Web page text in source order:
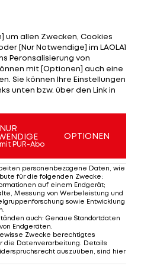
um allen Zwecken, Cookies
[Nur Notwendige] im LAOLA1
Peronsalisierung von
mit [Optionen] auch eine
Sie können Ihre Einstellungen
unten bzw. über den Link in
NUR
PUR-Abo
OPTIONEN
personenbezogene Daten, wie
für die folgenden Zwecke:
auf einem Endgerät;
Messung von Werbeleistung und
sowie Entwicklung
auch: Genaue Standortdaten
Endgeräten
Zwecke berechtigtes
die Datenverarbeitung. Details
auszuüben, sind hier